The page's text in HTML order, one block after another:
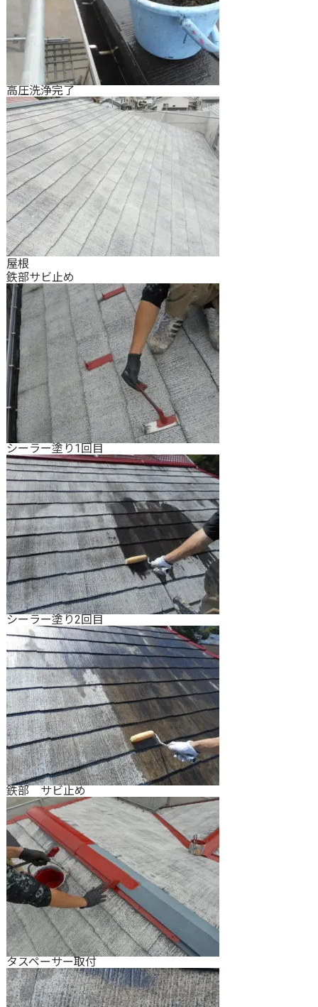
高圧洗浄完了
屋根
鉄部サビ止め
シーラー塗り1回目
シーラー塗り2回目
鉄部 サビ止め
タスペーサー取付